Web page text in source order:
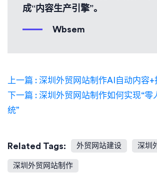
成“内容生产引擎”。
Wbsem
上一篇 : 深圳外贸网站制作AI自动内容
下一篇 : 深圳外贸网站制作如何实现“
统”
Related Tags: 外贸网站建设 深圳
深圳外贸网站制作